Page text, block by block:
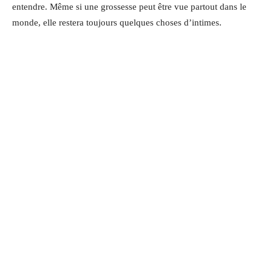
entendre. Même si une grossesse peut être vue partout dans le
monde, elle restera toujours quelques choses d’intimes.